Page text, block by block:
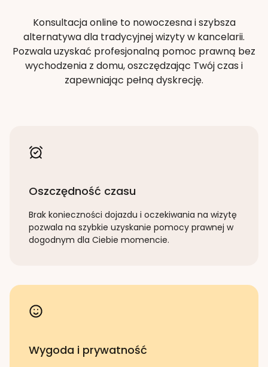
Konsultacja online to nowoczesna i szybsza
alternatywa dla tradycyjnej wizyty w kancelarii.
Pozwala uzyskać profesjonalną pomoc prawną bez
wychodzenia z domu, oszczędzając Twój czas i
zapewniając pełną dyskrecję.
Oszczędność czasu
Brak konieczności dojazdu i oczekiwania na wizytę
pozwala na szybkie uzyskanie pomocy prawnej w
dogodnym dla Ciebie momencie.
Wygoda i prywatność